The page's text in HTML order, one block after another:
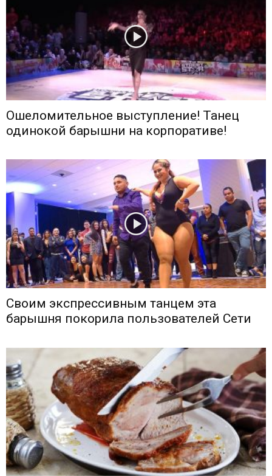
Ошеломительное выступление! Танец
одинокой барышни на корпоративе!
Своим экспрессивным танцем эта
барышня покорила пользователей Сети